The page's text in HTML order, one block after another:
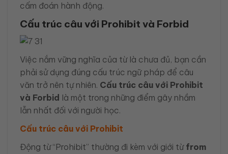
cấm đoán hành động.
Cấu trúc câu với Prohibit và Forbid
Việc nắm vững nghĩa của từ là chưa đủ, bạn cần
phải sử dụng đúng cấu trúc ngữ pháp để câu
văn trở nên tự nhiên. Cấu trúc câu với Prohibit
và Forbid là một trong những điểm gây nhầm
lẫn nhất đối với người học.
Cấu trúc câu với Prohibit
Động từ “Prohibit” thường đi kèm với giới từ from